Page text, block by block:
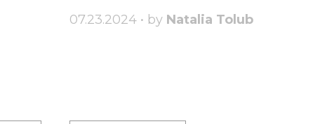
07.23.2024 • by Natalia Tolub